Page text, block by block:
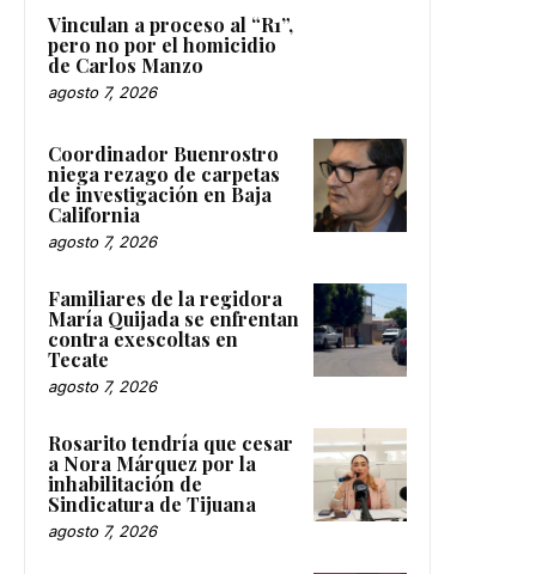
Vinculan a proceso al “R1”,
pero no por el homicidio
de Carlos Manzo
agosto 7, 2026
Coordinador Buenrostro
niega rezago de carpetas
de investigación en Baja
California
agosto 7, 2026
Familiares de la regidora
María Quijada se enfrentan
contra exescoltas en
Tecate
agosto 7, 2026
Rosarito tendría que cesar
a Nora Márquez por la
inhabilitación de
Sindicatura de Tijuana
agosto 7, 2026